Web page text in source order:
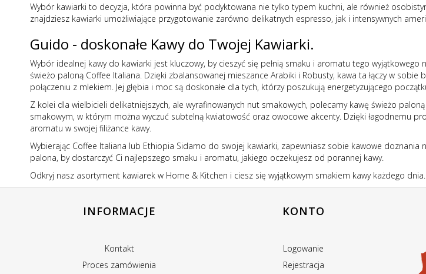
Wybór kawiarki to decyzja, która powinna być podyktowana nie tylko typem kuchni, ale również
znajdziesz kawiarki umożliwiające przygotowanie zarówno delikatnych espresso, jak i intensywnych
Guido - doskonałe Kawy do Twojej Kawiarki.
Wybór idealnej kawy do kawiarki jest kluczowy, by cieszyć się pełnią smaku i aromatu tego
świeżo paloną Coffee Italiana . Dzięki zbalansowanej mieszance Arabiki i Robusty, kawa ta łączy w
połączeniu z mlekiem. Jej głębia i moc są doskonałe dla tych, którzy poszukują energetyzującego
Z kolei dla wielbicieli delikatniejszych, ale wyrafinowanych nut smakowych, polecamy kawę świeżo paloną
smakowym, w którym można wyczuć subtelną kwiatowość oraz owocowe akcenty. Dzięki łagodnemu
aromatu w swojej filiżance kawy.
Wybierając Coffee Italiana lub Ethiopia Sidamo do swojej kawiarki, zapewniasz sobie kawowe doznania
palona, by dostarczyć Ci najlepszego smaku i aromatu, jakiego oczekujesz od porannej kawy.
Odkryj nasz asortyment kawiarek w Home & Kitchen i ciesz się wyjątkowym smakiem kawy każdego dnia.
INFORMACJE
Kontakt
Proces zamówienia
KONTO
Logowanie
Rejestracja